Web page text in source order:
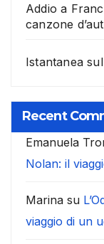
Addio a
canzone
Istantanea
Recent
Emanuela
Nolan: il
Marina su
viaggio di un